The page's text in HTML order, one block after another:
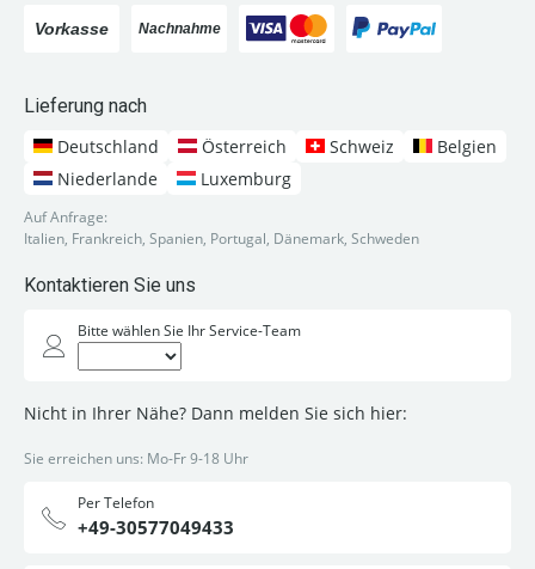
Lieferung nach
Deutschland
Österreich Schweiz
Belgien
Niederlande
Luxemburg
Auf Anfrage:
Italien, Frankreich, Spanien, Portugal, Dänemark, Schweden
Kontaktieren Sie uns
Bitte wählen Sie Ihr Service-Team
Nicht in Ihrer Nähe? Dann melden Sie sich hier:
Sie erreichen uns: Mo-Fr 9-18 Uhr
Per Telefon
+49-30577049433